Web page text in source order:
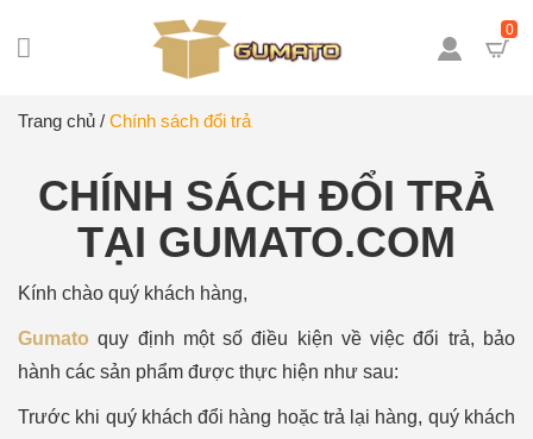
0
Trang chủ / Chính sách đổi trả
CHÍNH SÁCH ĐỔI TRẢ
TẠI GUMATO.COM
Kính chào quý khách hàng,
Gumato quy định một số điều kiện về việc đổi trả, bảo
hành các sản phẩm được thực hiện như sau:
Trước khi quý khách đổi hàng hoặc trả lại hàng, quý khách